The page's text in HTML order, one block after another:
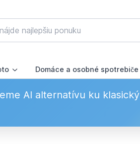
Domáce a osobné spotrebiče
AI alternatívu ku